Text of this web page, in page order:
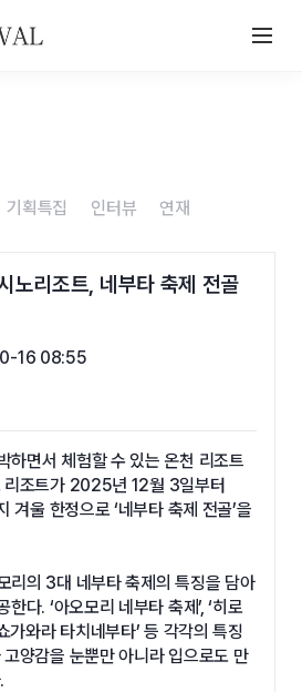
기획특집 인터뷰 연재
노리조트, 네부타 축제 전골
16 08:55
하면서 체험할 수 있는 온천 리조트
리조트가 2025년 12월 3일부터
울 한정으로 ‘네부타 축제 전골’을
리의 3대 네부타 축제의 특징을 담아
다. ‘아오모리 네부타 축제’, ‘히로
가와라 타치네부타’ 등 각각의 특징
양감을 눈뿐만 아니라 입으로도 만